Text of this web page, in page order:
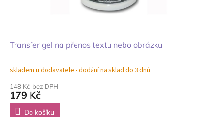
Transfer gel na přenos textu nebo obrázku
skladem u dodavatele - dodání na sklad do 3 dnů
148 Kč bez DPH
179 Kč
Do košíku